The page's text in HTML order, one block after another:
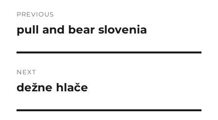
navigation
PREVIOUS
Previous
pull and bear slovenia
NEXT
Next
dežne hlače